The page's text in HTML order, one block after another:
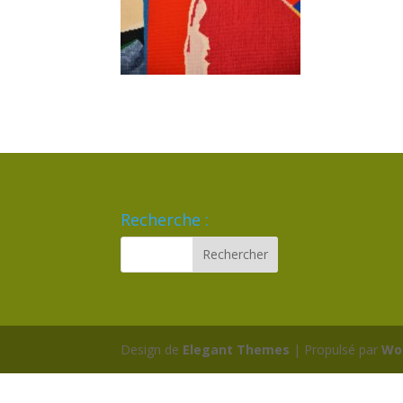
Recherche :
Design de Elegant Themes | Propulsé par